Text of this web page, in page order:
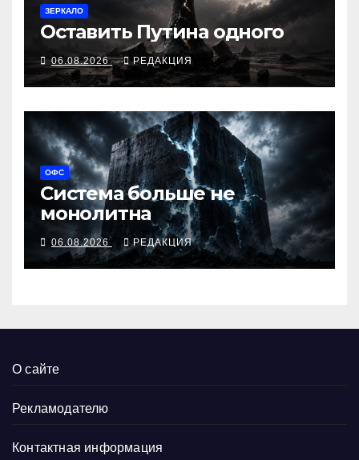
ЗЕРКАЛО
Оставить Путина одного
06.08.2026 РЕДАКЦИЯ
ОФС
Система больше не
монолитна
06.08.2026 РЕДАКЦИЯ
О сайте
Рекламодателю
Контактная информация